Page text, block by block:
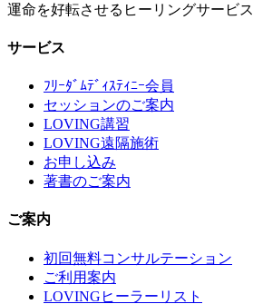
運命を好転させるヒーリングサービス
サービス
ﾌﾘｰﾀﾞﾑﾃﾞｨｽﾃｨﾆｰ会員
セッションのご案内
LOVING講習
LOVING遠隔施術
お申し込み
著書のご案内
ご案内
初回無料コンサルテーション
ご利用案内
LOVINGヒーラーリスト